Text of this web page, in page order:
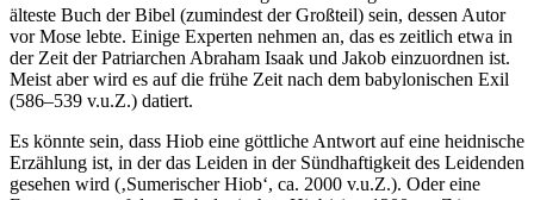
älteste Buch der Bibel (zumindest der Großteil) sein, dessen Autor
vor Mose lebte. Einige Experten nehmen an, das es zeitlich etwa in
der Zeit der Patriarchen Abraham Isaak und Jakob einzuordnen ist.
Meist aber wird es auf die frühe Zeit nach dem babylonischen Exil
(586–539 v.u.Z.) datiert.
Es könnte sein, dass Hiob eine göttliche Antwort auf eine heidnische
Erzählung ist, in der das Leiden in der Sündhaftigkeit des Leidenden
gesehen wird (‚Sumerischer Hiob‘, ca. 2000 v.u.Z.). Oder eine